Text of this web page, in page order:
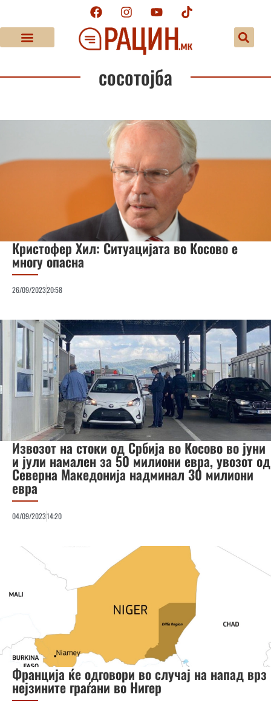
сосотојба
Кристофер Хил: Ситуацијата во Косово е
многу опасна
26/09/202320:58
Извозот на стоки од Србија во Косово во јуни
и јули намален за 50 милиони евра, увозот од
Северна Македонија надминал 30 милиони
евра
04/09/202314:20
Франција ќе одговори во случај на напад врз
нејзините граѓани во Нигер